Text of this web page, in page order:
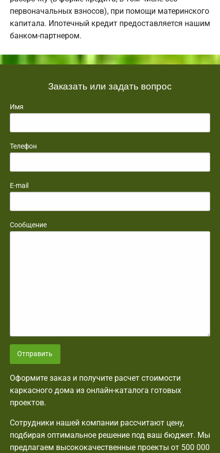
первоначальных взносов), при помощи материнского
капитала. Ипотечный кредит предоставляется нашим
банком-партнером.
Заказать или задать вопрос
Имя
Телефон
E-mail
Сообщение
Отправить
Оформите заказ и получите расчет стоимости
каркасного дома из онлайн-каталога готовых
проектов.
Сотрудники нашей компании рассчитают цену,
подбирая оптимальное решение под ваш бюджет. Мы
предлагаем высококачественные проекты от 500 000